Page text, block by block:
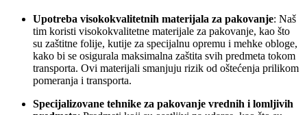
Upotreba visokokvalitetnih materijala za pakovanje: Naš
tim koristi visokokvalitetne materijale za pakovanje, kao što
su zaštitne folije, kutije za specijalnu opremu i mehke obloge,
kako bi se osigurala maksimalna zaštita svih predmeta tokom
transporta. Ovi materijali smanjuju rizik od oštećenja prilikom
pomeranja i transporta.
Specijalizovane tehnike za pakovanje vrednih i lomljivih